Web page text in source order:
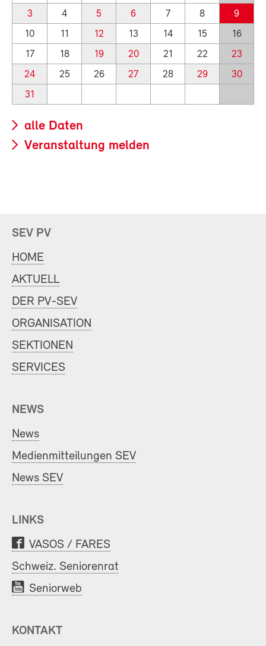
3
4 5 6 7 8
9
10
11 12 13 14 15
16
17
18 19 20 21 22
23
24
25 26 27 28 29
30
31
alle Daten
Veranstaltung melden
SEV PV
HOME
AKTUELL
DER PV-SEV
ORGANISATION
SEKTIONEN
SERVICES
NEWS
News
Medienmitteilungen SEV
News SEV
LINKS
VASOS / FARES
Schweiz. Seniorenrat
Seniorweb
KONTAKT